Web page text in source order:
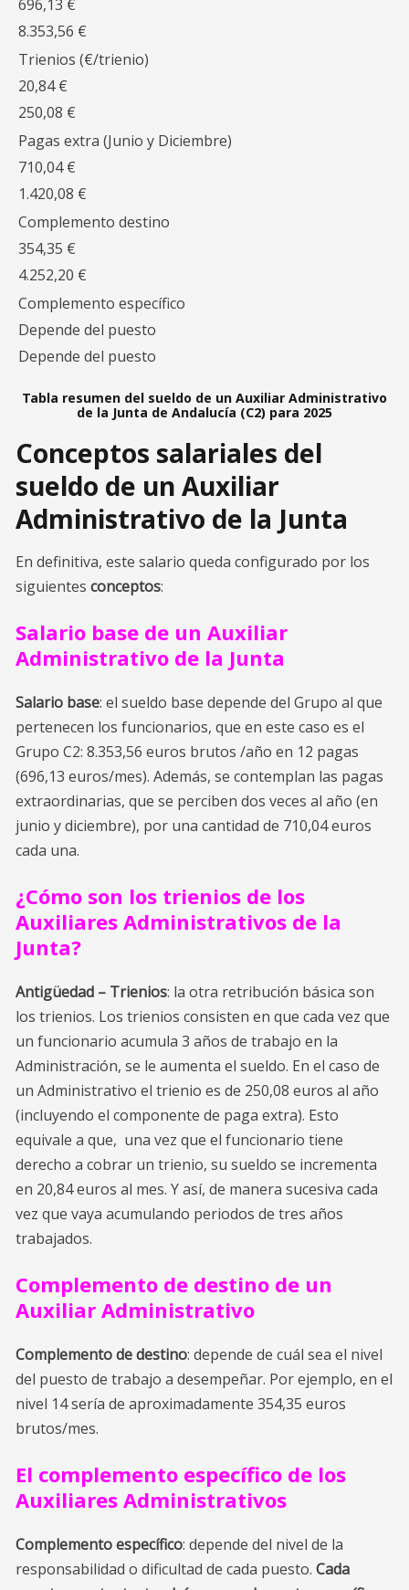
696,13 €
8.353,56 €
Trienios (€/trienio)
20,84 €
250,08 €
Pagas extra (Junio y Diciembre)
710,04 €
1.420,08 €
Complemento destino
354,35 €
4.252,20 €
Complemento específico
Depende del puesto
Depende del puesto
Tabla resumen del sueldo de un Auxiliar Administrativo
de la Junta de Andalucía (C2) para 2025
Conceptos salariales del
sueldo de un Auxiliar
Administrativo de la Junta
En definitiva, este salario queda configurado por los
siguientes conceptos:
Salario base de un Auxiliar
Administrativo de la Junta
Salario base: el sueldo base depende del Grupo al que
pertenecen los funcionarios, que en este caso es el
Grupo C2: 8.353,56 euros brutos /año en 12 pagas
(696,13 euros/mes). Además, se contemplan las pagas
extraordinarias, que se perciben dos veces al año (en
junio y diciembre), por una cantidad de 710,04 euros
cada una.
¿Cómo son los trienios de los
Auxiliares Administrativos de la
Junta?
Antigüedad – Trienios: la otra retribución básica son
los trienios. Los trienios consisten en que cada vez que
un funcionario acumula 3 años de trabajo en la
Administración, se le aumenta el sueldo. En el caso de
un Administrativo el trienio es de 250,08 euros al año
(incluyendo el componente de paga extra). Esto
equivale a que, una vez que el funcionario tiene
derecho a cobrar un trienio, su sueldo se incrementa
en 20,84 euros al mes. Y así, de manera sucesiva cada
vez que vaya acumulando periodos de tres años
trabajados.
Complemento de destino de un
Auxiliar Administrativo
Complemento de destino: depende de cuál sea el nivel
del puesto de trabajo a desempeñar. Por ejemplo, en el
nivel 14 sería de aproximadamente 354,35 euros
brutos/mes.
El complemento específico de los
Auxiliares Administrativos
Complemento específico: depende del nivel de la
responsabilidad o dificultad de cada puesto. Cada